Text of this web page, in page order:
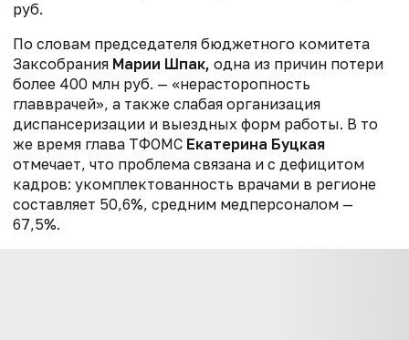
руб.
По словам председателя бюджетного комитета
Заксобрания Марии Шпак, одна из причин потери
более 400 млн руб. — «нерасторопность
главврачей», а также слабая организация
диспансеризации и выездных форм работы. В то
же время глава ТФОМС Екатерина Буцкая
отмечает, что проблема связана и с дефицитом
кадров: укомплектованность врачами в регионе
составляет 50,6%, средним медперсоналом —
67,5%.